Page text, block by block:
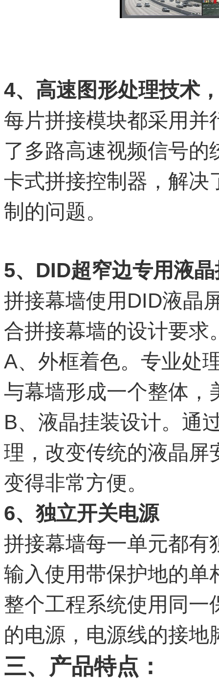
4、高速图形处理技术
每片拼接模块都采用并
了多路高速视频信号
卡式拼接控制器，解决
制的问题。
5、DID超窄边专用液
拼接幕墙使用DID液晶
合拼接幕墙的设计要求
A、外框着色。专业处
与幕墙形成一个整体，
B、液晶挂装设计。通
理，改变传统的液晶屏
变得非常方便。
6、独立开关电源
拼接幕墙每一单元都有
输入使用带保护地的单
整个工程系统使用同一
的电源，电源线的接地
三、产品特点：